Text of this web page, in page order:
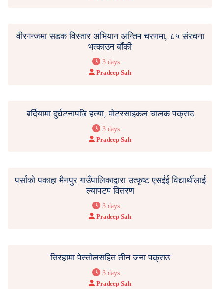
वीरगन्जमा सडक विस्तार अभियान अन्तिम चरणमा, ८५ संरचना
भत्काउन बाँकी
3 days
Pradeep Sah
बर्दियामा दुर्घटनापछि हत्या, मोटरसाइकल चालक पक्राउ
3 days
Pradeep Sah
पर्साको पकाहा मैनपुर गाउँपालिकाद्वारा उत्कृष्ट एसईई विद्यार्थीलाई
ल्यापटप वितरण
3 days
Pradeep Sah
सिरहामा पेस्तोलसहित तीन जना पक्राउ
3 days
Pradeep Sah